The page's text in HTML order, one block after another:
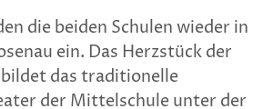
die beiden Schulen wieder in
ein. Das Herzstück der
das traditionelle
der Mittelschule unter der